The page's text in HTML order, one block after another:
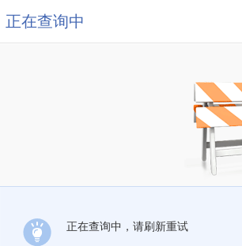
正在查询中
正在查询中，请刷新重试